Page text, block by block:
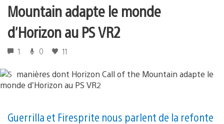
Mountain adapte le monde
d’Horizon au PS VR2
1 0 11
Guerrilla et Firesprite nous parlent de la refonte